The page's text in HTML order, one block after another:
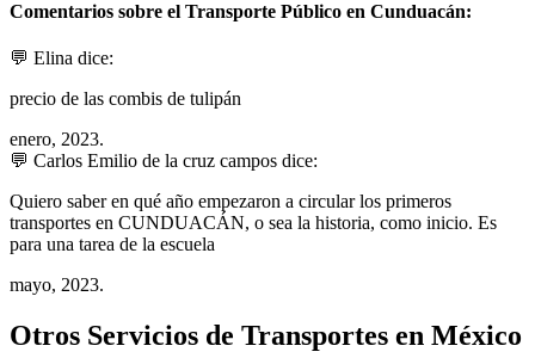
Comentarios sobre el Transporte Público en Cunduacán:
💬 Elina dice:
precio de las combis de tulipán
enero, 2023.
💬 Carlos Emilio de la cruz campos dice:
Quiero saber en qué año empezaron a circular los primeros
transportes en CUNDUACÁN, o sea la historia, como inicio. Es
para una tarea de la escuela
mayo, 2023.
Otros Servicios de Transportes en México